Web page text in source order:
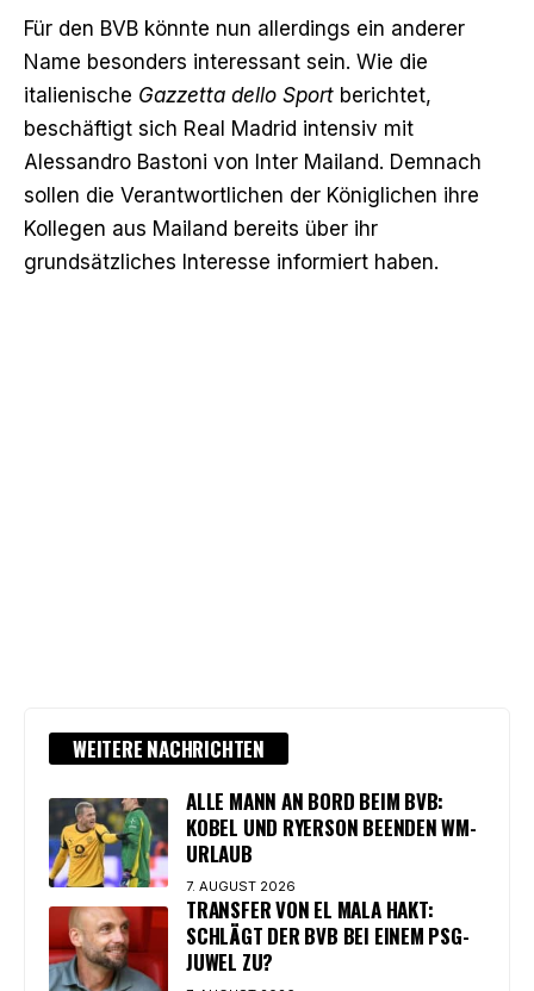
Für den BVB könnte nun allerdings ein anderer
Name besonders interessant sein. Wie die
italienische Gazzetta dello Sport berichtet,
beschäftigt sich Real Madrid intensiv mit
Alessandro Bastoni von Inter Mailand. Demnach
sollen die Verantwortlichen der Königlichen ihre
Kollegen aus Mailand bereits über ihr
grundsätzliches Interesse informiert haben.
WEITERE NACHRICHTEN
ALLE MANN AN BORD BEIM BVB:
KOBEL UND RYERSON BEENDEN WM-
URLAUB
7. AUGUST 2026
TRANSFER VON EL MALA HAKT:
SCHLÄGT DER BVB BEI EINEM PSG-
JUWEL ZU?